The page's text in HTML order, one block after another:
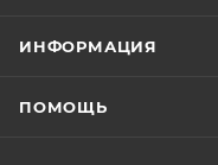
ИНФОРМАЦИЯ
ПОМОЩЬ